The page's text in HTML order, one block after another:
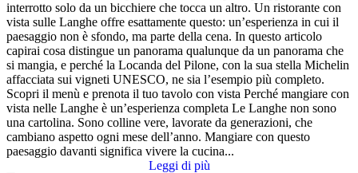
interrotto solo da un bicchiere che tocca un altro. Un ristorante con
vista sulle Langhe offre esattamente questo: un’esperienza in cui il
paesaggio non è sfondo, ma parte della cena. In questo articolo
capirai cosa distingue un panorama qualunque da un panorama che
si mangia, e perché la Locanda del Pilone, con la sua stella Michelin
affacciata sui vigneti UNESCO, ne sia l’esempio più completo.
Scopri il menù e prenota il tuo tavolo con vista Perché mangiare con
vista nelle Langhe è un’esperienza completa Le Langhe non sono
una cartolina. Sono colline vere, lavorate da generazioni, che
cambiano aspetto ogni mese dell’anno. Mangiare con questo
paesaggio davanti significa vivere la cucina...
Leggi di più